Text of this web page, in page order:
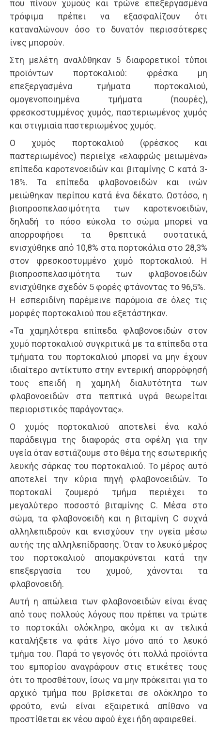
που πίνουν χυμούς και τρώνε επεξεργασμένα
τρόφιμα πρέπει να εξασφαλίζουν ότι
καταναλώνουν όσο το δυνατόν περισσότερες
ίνες μπορούν.
Στη μελέτη αναλύθηκαν 5 διαφορετικοί τύποι
προϊόντων πορτοκαλιού: φρέσκα μη
επεξεργασμένα τμήματα πορτοκαλιού,
ομογενοποιημένα τμήματα (πουρές),
φρεσκοστυμμένος χυμός, παστεριωμένος χυμός
και στιγμιαία παστεριωμένος χυμός.
Ο χυμός πορτοκαλιού (φρέσκος και
παστεριωμένος) περιείχε «ελαφρώς μειωμένα»
επίπεδα καροτενοειδών και βιταμίνης C κατά 3-
18%. Τα επίπεδα φλαβονοειδών και ινών
μειώθηκαν περίπου κατά ένα δέκατο. Ωστόσο, η
βιοπροσπελασιμότητα των καροτενοειδών,
δηλαδή το πόσο εύκολα το σώμα μπορεί να
απορροφήσει τα θρεπτικά συστατικά,
ενισχύθηκε από 10,8% στα πορτοκάλια στο 28,3%
στον φρεσκοστυμμένο χυμό πορτοκαλιού. Η
βιοπροσπελασιμότητα των φλαβονοειδών
ενισχύθηκε σχεδόν 5 φορές φτάνοντας το 96,5%.
Η εσπεριδίνη παρέμεινε παρόμοια σε όλες τις
μορφές πορτοκαλιού που εξετάστηκαν.
«Τα χαμηλότερα επίπεδα φλαβονοειδών στον
χυμό πορτοκαλιού συγκριτικά με τα επίπεδα στα
τμήματα του πορτοκαλιού μπορεί να μην έχουν
ιδιαίτερο αντίκτυπο στην εντερική απορρόφησή
τους επειδή η χαμηλή διαλυτότητα των
φλαβονοειδών στα πεπτικά υγρά θεωρείται
περιοριστικός παράγοντας».
Ο χυμός πορτοκαλιού αποτελεί ένα καλό
παράδειγμα της διαφοράς στα οφέλη για την
υγεία όταν εστιάζουμε στο θέμα της εσωτερικής
λευκής σάρκας του πορτοκαλιού. Το μέρος αυτό
αποτελεί την κύρια πηγή φλαβονοειδών. Το
πορτοκαλί ζουμερό τμήμα περιέχει το
μεγαλύτερο ποσοστό βιταμίνης C. Μέσα στο
σώμα, τα φλαβονοειδή και η βιταμίνη C συχνά
αλληλεπιδρούν και ενισχύουν την υγεία μέσω
αυτής της αλληλεπίδρασης. Όταν το λευκό μέρος
του πορτοκαλιού απομακρύνεται κατά την
επεξεργασία του χυμού, χάνονται τα
φλαβονοειδή.
Αυτή η απώλεια των φλαβονοειδών είναι ένας
από τους πολλούς λόγους που πρέπει να τρώτε
το πορτοκάλι ολόκληρο, ακόμα κι αν τελικά
καταλήξετε να φάτε λίγο μόνο από το λευκό
τμήμα του. Παρά το γεγονός ότι πολλά προϊόντα
του εμπορίου αναγράφουν στις ετικέτες τους
ότι το προσθέτουν, ίσως να μην πρόκειται για το
αρχικό τμήμα που βρίσκεται σε ολόκληρο το
φρούτο, ενώ είναι εξαιρετικά απίθανο να
προστίθεται εκ νέου αφού έχει ήδη αφαιρεθεί.